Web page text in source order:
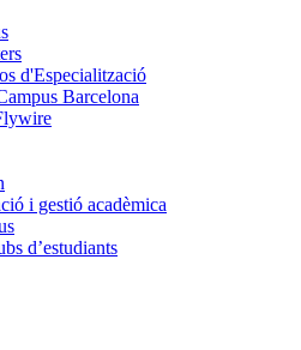
d'Especialització
Barcelona
i gestió acadèmica
d’estudiants